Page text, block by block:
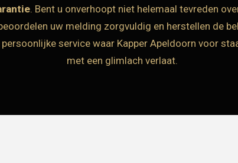
. Bent u onverhoopt niet helemaal tevreden
uw melding zorgvuldig en herstellen de
service waar Kapper Apeldoorn voor
met een glimlach verlaat.